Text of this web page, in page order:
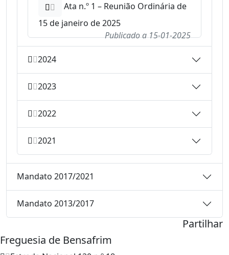
Ata n.º 1 – Reunião Ordinária de
15 de janeiro de 2025
Publicado a15-01-2025
2024
2023
2022
2021
Mandato 2017/2021
Mandato 2013/2017
Partilhar
Freguesia de Bensafrim